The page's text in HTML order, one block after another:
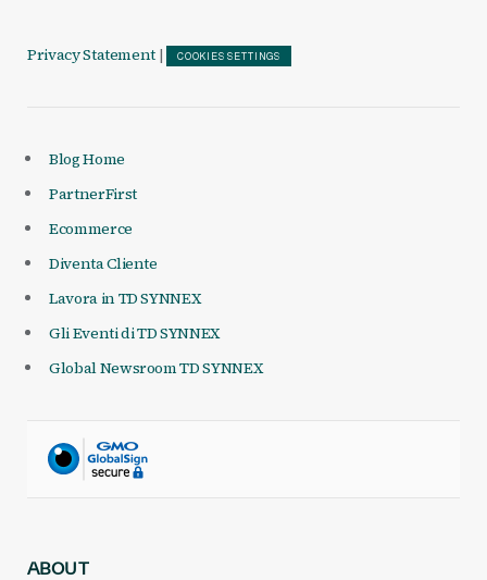
Privacy Statement | COOKIES SETTINGS
Blog Home
PartnerFirst
Ecommerce
Diventa Cliente
Lavora in TD SYNNEX
Gli Eventi di TD SYNNEX
Global Newsroom TD SYNNEX
ABOUT